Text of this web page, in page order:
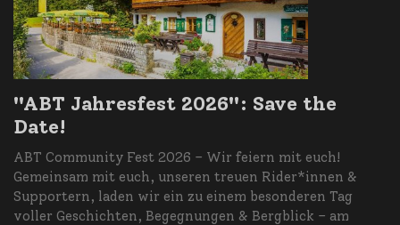
"ABT Jahresfest 2026": Save the
Date!
ABT Community Fest 2026 – Wir feiern mit euch!
Gemeinsam mit euch, unseren treuen Rider*innen &
Supportern, laden wir ein zu einem besonderen Tag
voller Geschichten, Begegnungen & Bergblick – am